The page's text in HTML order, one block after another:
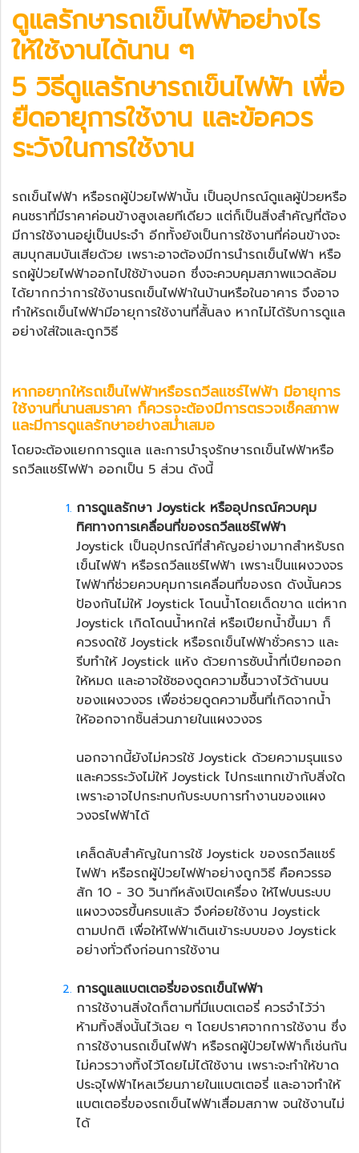
ดูแลรักษารถเข็นไฟฟ้าอย่างไร
ให้ใช้งานได้นาน ๆ
5 วิธีดูแลรักษารถเข็นไฟฟ้า เพื่อ
ยืดอายุการใช้งาน และข้อควร
ระวังในการใช้งาน
รถเข็นไฟฟ้า หรือรถผู้ป่วยไฟฟ้านั้น เป็นอุปกรณ์ดูแลผู้ป่วยหรือ
คนชราที่มีราคาค่อนข้างสูงเลยทีเดียว แต่ก็เป็นสิ่งสำคัญที่ต้อง
มีการใช้งานอยู่เป็นประจำ อีกทั้งยังเป็นการใช้งานที่ค่อนข้างจะ
สมบุกสมบันเสียด้วย เพราะอาจต้องมีการนำรถเข็นไฟฟ้า หรือ
รถผู้ป่วยไฟฟ้าออกไปใช้ข้างนอก ซึ่งจะควบคุมสภาพแวดล้อม
ได้ยากกว่าการใช้งานรถเข็นไฟฟ้าในบ้านหรือในอาคาร จึงอาจ
ทำให้รถเข็นไฟฟ้ามีอายุการใช้งานที่สั้นลง หากไม่ได้รับการดูแล
อย่างใส่ใจและถูกวิธี
หากอยากให้รถเข็นไฟฟ้าหรือรถวีลแชร์ไฟฟ้า มีอายุการ
ใช้งานที่นานสมราคา ก็ควรจะต้องมีการตรวจเช็คสภาพ
และมีการดูแลรักษาอย่างสม่ำเสมอ
โดยจะต้องแยกการดูแล และการบำรุงรักษารถเข็นไฟฟ้าหรือ
รถวีลแชร์ไฟฟ้า ออกเป็น 5 ส่วน ดังนี้
การดูแลรักษา Joystick หรืออุปกรณ์ควบคุม
ทิศทางการเคลื่อนที่ของรถวีลแชร์ไฟฟ้า
Joystick เป็นอุปกรณ์ที่สำคัญอย่างมากสำหรับรถ
เข็นไฟฟ้า หรือรถวีลแชร์ไฟฟ้า เพราะเป็นแผงวงจร
ไฟฟ้าที่ช่วยควบคุมการเคลื่อนที่ของรถ ดังนั้นควร
ป้องกันไม่ให้ Joystick โดนน้ำโดยเด็ดขาด แต่หาก
Joystick เกิดโดนน้ำหกใส่ หรือเปียกน้ำขึ้นมา ก็
ควรงดใช้ Joystick หรือรถเข็นไฟฟ้าชั่วคราว และ
รีบทำให้ Joystick แห้ง ด้วยการซับน้ำที่เปียกออก
ให้หมด และอาจใช้ซองดูดความชื้นวางไว้ด้านบน
ของแผงวงจร เพื่อช่วยดูดความชื้นที่เกิดจากน้ำ
ให้ออกจากชิ้นส่วนภายในแผงวงจร
นอกจากนี้ยังไม่ควรใช้ Joystick ด้วยความรุนแรง
และควรระวังไม่ให้ Joystick ไปกระแทกเข้ากับสิ่งใด
เพราะอาจไปกระทบกับระบบการทำงานของแผง
วงจรไฟฟ้าได้
เคล็ดลับสำคัญในการใช้ Joystick ของรถวีลแชร์
ไฟฟ้า หรือรถผู้ป่วยไฟฟ้าอย่างถูกวิธี คือควรรอ
สัก 10 - 30 วินาทีหลังเปิดเครื่อง ให้ไฟบนระบบ
แผงวงจรขึ้นครบแล้ว จึงค่อยใช้งาน Joystick
ตามปกติ เพื่อให้ไฟฟ้าเดินเข้าระบบของ Joystick
อย่างทั่วถึงก่อนการใช้งาน
การดูแลแบตเตอรี่ของรถเข็นไฟฟ้า
การใช้งานสิ่งใดก็ตามที่มีแบตเตอรี่ ควรจำไว้ว่า
ห้ามทิ้งสิ่งนั้นไว้เฉย ๆ โดยปราศจากการใช้งาน ซึ่ง
การใช้งานรถเข็นไฟฟ้า หรือรถผู้ป่วยไฟฟ้าก็เช่นกัน
ไม่ควรวางทิ้งไว้โดยไม่ได้ใช้งาน เพราะจะทำให้ขาด
ประจุไฟฟ้าไหลเวียนภายในแบตเตอรี่ และอาจทำให้
แบตเตอรี่ของรถเข็นไฟฟ้าเสื่อมสภาพ จนใช้งานไม่
ได้